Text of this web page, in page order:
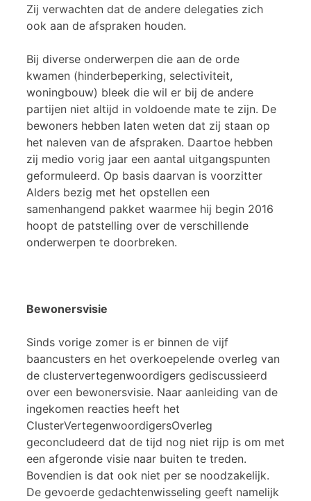
Zij verwachten dat de andere delegaties zich
ook aan de afspraken houden.
Bij diverse onderwerpen die aan de orde
kwamen (hinderbeperking, selectiviteit,
woningbouw) bleek die wil er bij de andere
partijen niet altijd in voldoende mate te zijn. De
bewoners hebben laten weten dat zij staan op
het naleven van de afspraken. Daartoe hebben
zij medio vorig jaar een aantal uitgangspunten
geformuleerd. Op basis daarvan is voorzitter
Alders bezig met het opstellen een
samenhangend pakket waarmee hij begin 2016
hoopt de patstelling over de verschillende
onderwerpen te doorbreken.
Bewonersvisie
Sinds vorige zomer is er binnen de vijf
baancusters en het overkoepelende overleg van
de clustervertegenwoordigers gediscussieerd
over een bewonersvisie. Naar aanleiding van de
ingekomen reacties heeft het
ClusterVertegenwoordigersOverleg
geconcludeerd dat de tijd nog niet rijp is om met
een afgeronde visie naar buiten te treden.
Bovendien is dat ook niet per se noodzakelijk.
De gevoerde gedachtenwisseling geeft namelijk